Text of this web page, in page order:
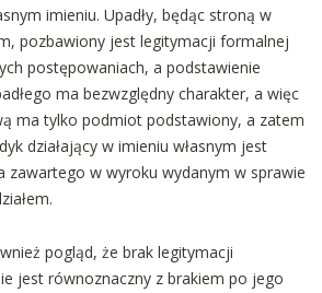
imieniu. Upadły, będąc stroną w
pozbawiony jest legitymacji formalnej
postępowaniach, a podstawienie
ma bezwzględny charakter, a więc
ma tylko podmiot podstawiony, a zatem
działający w imieniu własnym jest
zawartego w wyroku wydanym w sprawie
pogląd, że brak legitymacji
jest równoznaczny z brakiem po jego